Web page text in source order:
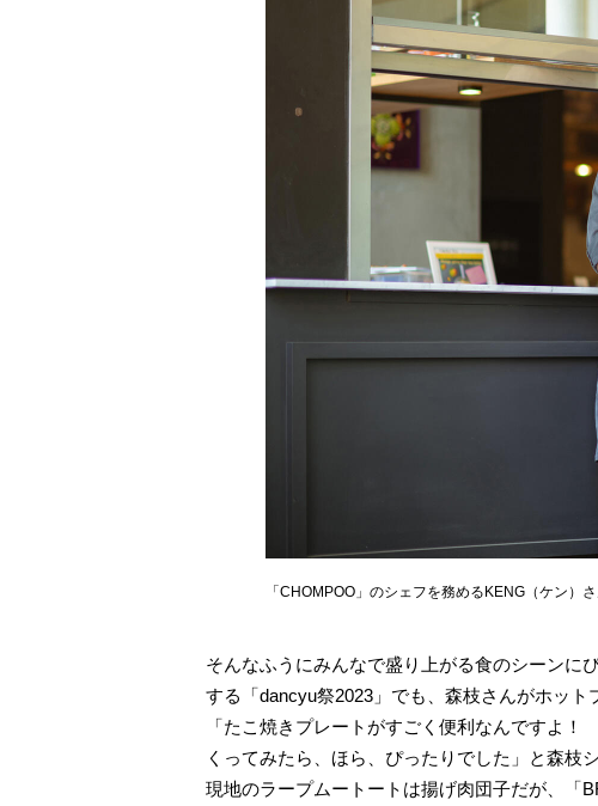
「CHOMPOO」のシェフを務めるKENG（ケン）
そんなふうにみんなで盛り上がる食のシーンに
する「dancyu祭2023」でも、森枝さんがホット
「たこ焼きプレートがすごく便利なんですよ
くってみたら、ほら、ぴったりでした」と森枝
現地のラープムートートは揚げ肉団子だが、「